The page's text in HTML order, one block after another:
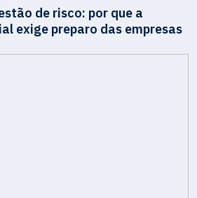
de risco: por que a
exige preparo das empresas